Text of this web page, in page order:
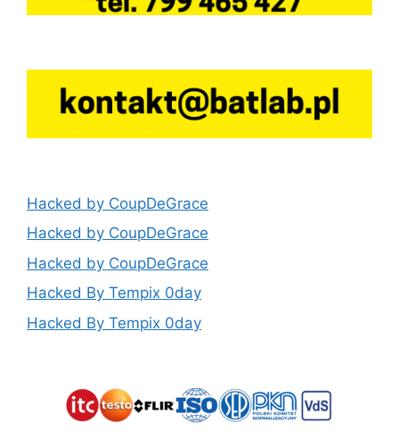
Hacked by CoupDeGrace
Hacked by CoupDeGrace
Hacked by CoupDeGrace
Hacked By Tempix 0day
Hacked By Tempix 0day